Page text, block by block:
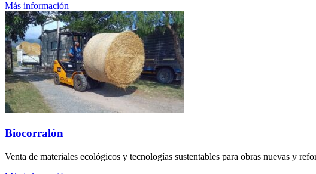
Más información
Biocorralón
Venta de materiales ecológicos y tecnologías sustentables para obras nuevas y